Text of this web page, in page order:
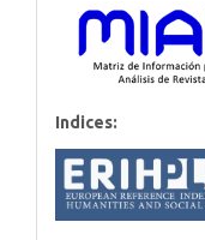
Indices: